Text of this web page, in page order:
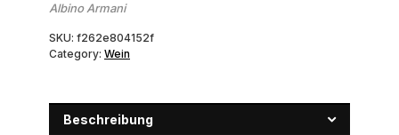
Albino Armani
SKU: f262e804152f
Category: Wein
Beschreibung